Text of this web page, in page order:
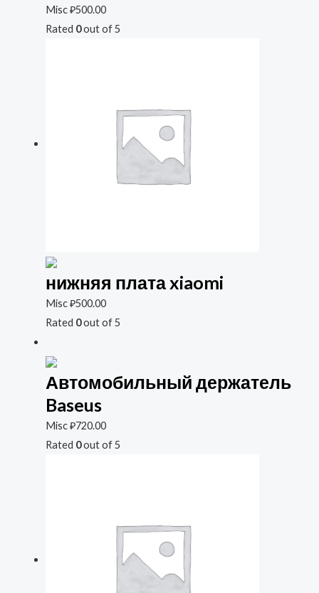
Misc₽500.00
Rated 0out of 5
нижняя плата xiaomi
Misc₽500.00
Rated 0out of 5
Автомобильный держатель
Baseus
Misc₽720.00
Rated 0out of 5